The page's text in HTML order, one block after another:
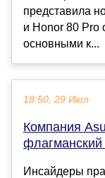
представила
и Honor 80 Pro
основными к...
18:50, 29 Июл
Компания
Инсайдеры